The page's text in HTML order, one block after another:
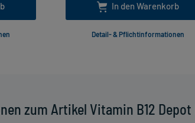
zum Artikel Vitamin B12 Depot
In den Warenkorb
Detail- & Pflichtinformationen